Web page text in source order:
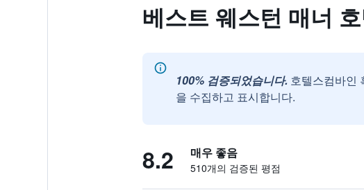
베스트 웨스턴 매너
100% 검증되었습니다. 호텔스컴바인
을 수집하고 표시합니다.
8.2 매우 좋음
510개의 검증된 평점